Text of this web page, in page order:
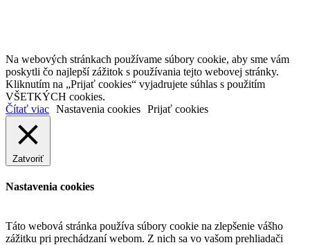
Na webových stránkach používame súbory cookie, aby sme vám
poskytli čo najlepší zážitok s používania tejto webovej stránky.
Kliknutím na „Prijať cookies“ vyjadrujete súhlas s použitím
VŠETKÝCH cookies.
Čítať viac Nastavenia cookies Prijať cookies
Zatvoriť
Nastavenia cookies
Táto webová stránka používa súbory cookie na zlepšenie vášho
zážitku pri prechádzaní webom. Z nich sa vo vašom prehliadači